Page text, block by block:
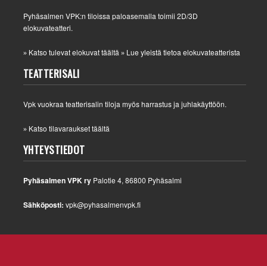
Pyhäsalmen VPK:n tiloissa paloasemalla toimii 2D/3D
elokuvateatteri.
» Katso tulevat elokuvat täältä » Lue yleistä tietoa elokuvateatterista
TEATTERISALI
Vpk vuokraa teatterisalin tiloja myös harrastus ja juhlakäyttöön.
» Katso tilavaraukset täältä
YHTEYSTIEDOT
Pyhäsalmen VPK ry Palotie 4, 86800 Pyhäsalmi
Sähköposti: vpk@pyhasalmenvpk.fi